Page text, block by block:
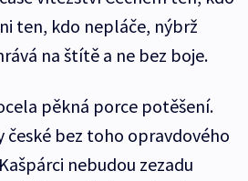
ten, kdo nepláče, nýbrž
na štítě a ne bez boje.
pěkná porce potěšení.
bez toho opravdového
nebudou zezadu